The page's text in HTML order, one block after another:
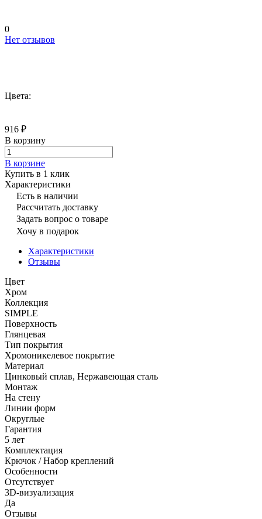
0
Нет отзывов
Цвета:
916 ₽
В корзину
В корзине
Купить в 1 клик
Характеристики
Есть в наличии
Рассчитать доставку
Задать вопрос о товаре
Хочу в подарок
Характеристики
Отзывы
Цвет
Хром
Коллекция
SIMPLE
Поверхность
Глянцевая
Тип покрытия
Хромоникелевое покрытие
Материал
Цинковый сплав, Нержавеющая сталь
Монтаж
На стену
Линии форм
Округлые
Гарантия
5 лет
Комплектация
Крючок / Набор креплений
Особенности
Отсутствует
3D-визуализация
Да
Отзывы